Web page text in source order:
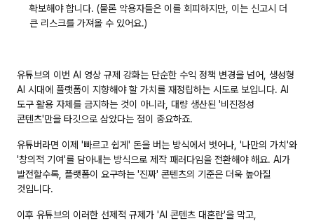
확보해야 합니다. (물론 악용자들은 이를 회피하지만, 이는 신고시 더
큰 리스크를 가져올 수 있어요.)
유튜브의 이번 AI 영상 규제 강화는 단순한 수익 정책 변경을 넘어, 생성형
AI 시대에 플랫폼이 지향해야 할 가치를 재정립하는 시도로 보입니다. AI
도구 활용 자체를 금지하는 것이 아니라, 대량 생산된 '비진정성
콘텐츠'만을 타깃으로 삼았다는 점이 중요하죠.
유튜버라면 이제 '빠르고 쉽게' 돈을 버는 방식에서 벗어나, '나만의 가치'와
'창의적 기여'를 담아내는 방식으로 제작 패러다임을 전환해야 해요. AI가
발전할수록, 플랫폼이 요구하는 '진짜' 콘텐츠의 기준은 더욱 높아질
것입니다.
이후 유튜브의 이러한 선제적 규제가 'AI 콘텐츠 대혼란'을 막고,